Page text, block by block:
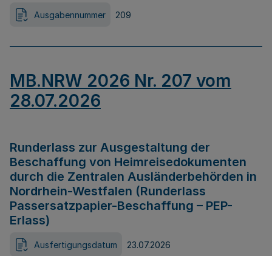
Ausgabennummer 209
MB.NRW 2026 Nr. 207 vom
28.07.2026
Runderlass zur Ausgestaltung der
Beschaffung von Heimreisedokumenten
durch die Zentralen Ausländerbehörden in
Nordrhein-Westfalen (Runderlass
Passersatzpapier-Beschaffung – PEP-
Erlass)
Ausfertigungsdatum 23.07.2026